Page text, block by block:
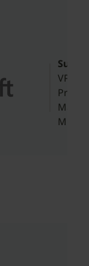
Sue
VP of